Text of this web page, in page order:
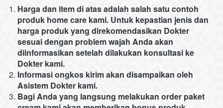
Harga dan item di atas adalah salah satu contoh
produk home care kami. Untuk kepastian jenis dan
harga produk yang direkomendasikan Dokter
sesuai dengan problem wajah Anda akan
diinformasikan setelah dilakukan konsultasi ke
Dokter kami.
Informasi ongkos kirim akan disampaikan oleh
Asistem Dokter kami.
Bagi Anda yang langsung melakukan order paket